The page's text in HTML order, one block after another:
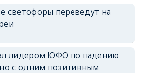
светофоры переведут на
лидером ЮФО по падению
с одним позитивным